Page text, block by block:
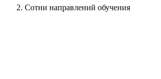
Сотни направлений обучения